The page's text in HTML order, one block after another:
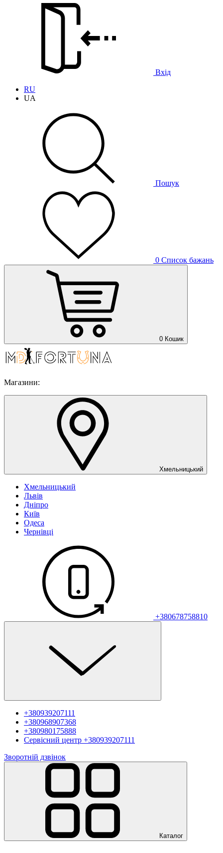
Вхід
RU
UA
Пошук
0 Список бажань
0 Кошик
Магазини:
Хмельницький
Хмельницький
Львів
Дніпро
Київ
Одеса
Чернівці
+380678758810
+380939207111
+380968907368
+380980175888
Сервісний центр +380939207111
Зворотній дзвінок
Каталог